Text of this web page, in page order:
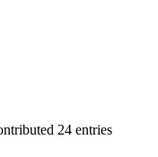
24 entries